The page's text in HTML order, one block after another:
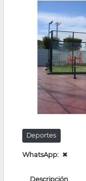
navegación
Deportes
WhatsApp ✖
Descripción